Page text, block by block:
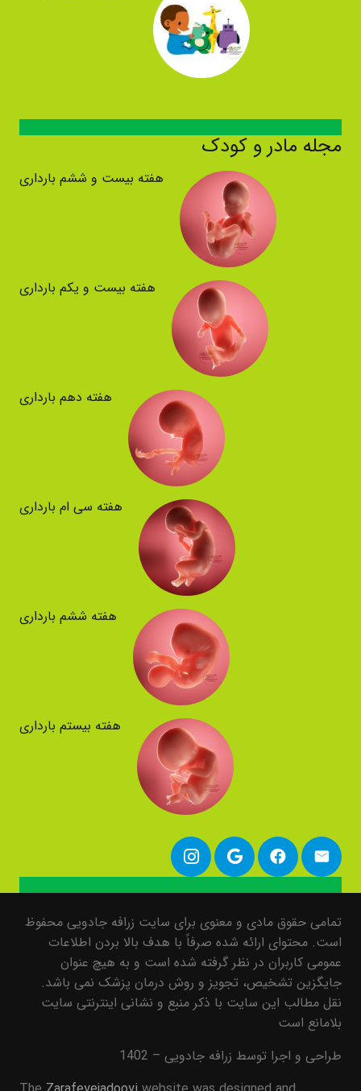
مجله مادر و کودک
هفته بیست و ششم بارداری
هفته بیست و یکم بارداری
هفته دهم بارداری
هفته سی ام بارداری
هفته ششم بارداری
هفته بیستم بارداری
تمامی حقوق مادی و معنوی برای سایت زرافه جادویی محفوظ
است. محتوای ارائه شده صرفاً با هدف بالا بردن اطلاعات
عمومی کاربران در نظر گرفته شده است و به هیچ عنوان
جایگزین تشخیص، تجویز و روش درمان پزشک نمی باشد.
نقل مطالب این سایت با ذکر منبع و نشانی اینترنتی سایت
بلامانع است
طراحی و اجرا توسط زرافه جادویی – 1402